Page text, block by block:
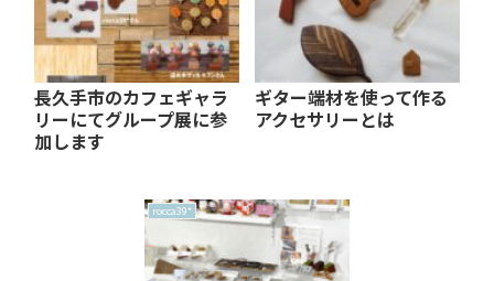
長久手市のカフェギャラ
リーにてグループ展に参
加します
ギター端材を使って作る
アクセサリーとは
rocca39*